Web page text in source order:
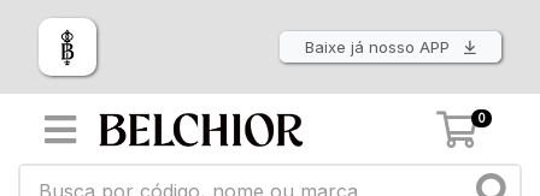
Baixe já nosso APP
0